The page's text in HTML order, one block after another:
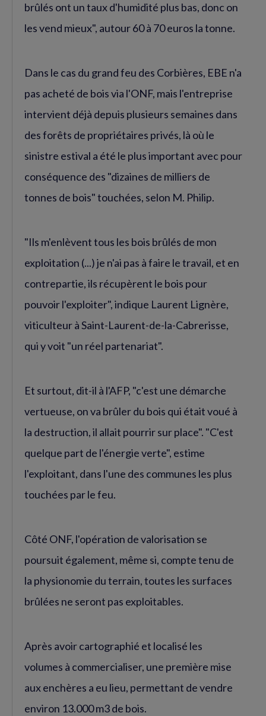
brûlés ont un taux d'humidité plus bas, donc on
les vend mieux", autour 60 à 70 euros la tonne.
Dans le cas du grand feu des Corbières, EBE n'a
pas acheté de bois via l'ONF, mais l'entreprise
intervient déjà depuis plusieurs semaines dans
des forêts de propriétaires privés, là où le
sinistre estival a été le plus important avec pour
conséquence des "dizaines de milliers de
tonnes de bois" touchées, selon M. Philip.
"Ils m'enlèvent tous les bois brûlés de mon
exploitation (...) je n'ai pas à faire le travail, et en
contrepartie, ils récupèrent le bois pour
pouvoir l'exploiter", indique Laurent Lignère,
viticulteur à Saint-Laurent-de-la-Cabrerisse,
qui y voit "un réel partenariat".
Et surtout, dit-il à l'AFP, "c'est une démarche
vertueuse, on va brûler du bois qui était voué à
la destruction, il allait pourrir sur place". "C'est
quelque part de l'énergie verte", estime
l'exploitant, dans l'une des communes les plus
touchées par le feu.
Côté ONF, l'opération de valorisation se
poursuit également, même si, compte tenu de
la physionomie du terrain, toutes les surfaces
brûlées ne seront pas exploitables.
Après avoir cartographié et localisé les
volumes à commercialiser, une première mise
aux enchères a eu lieu, permettant de vendre
environ 13.000 m3 de bois.